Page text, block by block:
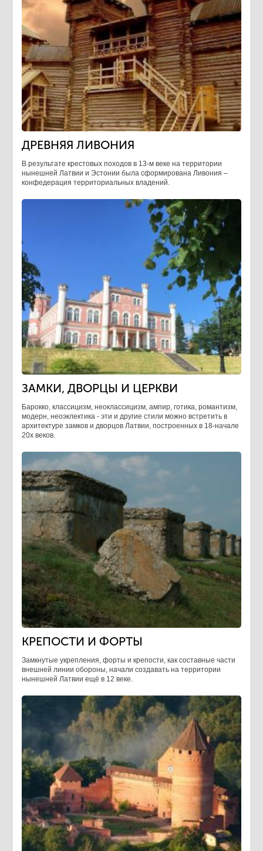
ДРЕВНЯЯ ЛИВОНИЯ
В результате крестовых походов в 13-м веке на территории
нынешней Латвии и Эстонии была сформирована Ливония –
конфедерация территориальных владений.
ЗАМКИ, ДВОРЦЫ И ЦЕРКВИ
Барокко, классицизм, неоклассицизм, ампир, готика, романтизм,
модерн, неоэклектика - эти и другие стили можно встретить в
архитектуре замков и дворцов Латвии, построенных в 18-начале
20х веков.
КРЕПОСТИ И ФОРТЫ
Замкнутые укрепления, форты и крепости, как составные части
внешней линии обороны, начали создавать на территории
нынешней Латвии ещё в 12 веке.